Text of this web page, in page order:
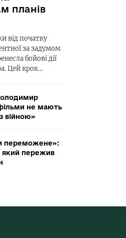
планів
від початку
за задумом
бойові дії
Цей крок…
не мають
війною»
переможене»:
який пережив